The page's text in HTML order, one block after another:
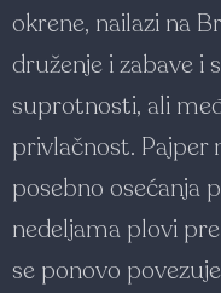
okrene, nailazi na
druženje i zabave i
suprotnosti, ali
privlačnost. Pajper
posebno osećanja
nedeljama plovi
se ponovo